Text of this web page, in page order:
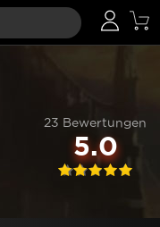
23 Bewertungen
5.0